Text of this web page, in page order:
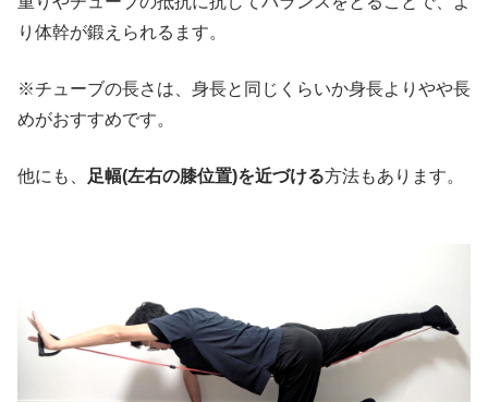
り体幹が鍛えられるます。
※チューブの長さは、身長と同じくらいか身長よりやや長
めがおすすめです。
他にも、 足幅(左右の膝位置)を近づける方法もあります。